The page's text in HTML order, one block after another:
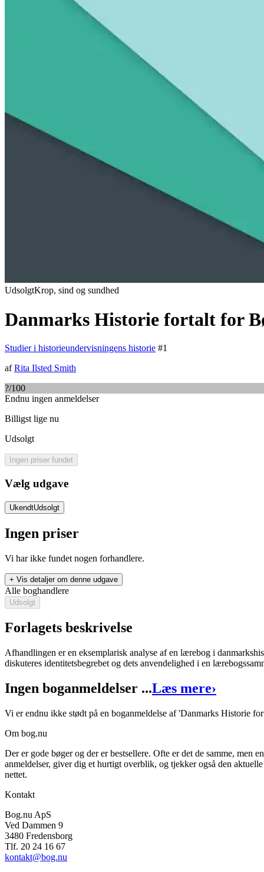
UdsolgtKrop, sind og sundhed
Danmarks Historie fortalt for
Studier i historieundervisningens historie #1
afRita Ilsted Smith
?/100
Endnu ingen anmeldelser
Billigst lige nu
Udsolgt
Ingen priser fundet
Vælg udgave
UkendtUdsolgt
Ingen priser
Vi har ikke fundet nogen forhandlere.
+ Vis detaljer om denne udgave
Forfatter: Rita Ilsted Smith
Format:Ukendt
Sider:96
ISBN: 9788777016011
Forlag:
Udgivet:
Alle boghandlere
Udsolgt
Forlagets beskrivelse
Afhandlingen er en eksemplarisk analyse af en lærebog i
diskuteres identitetsbegrebet og dets anvendelighed i en
Ingen boganmeldelser ...Læs mere›
Vi er endnu ikke stødt på en boganmeldelse af 'Danmarks Historie
Om bog.nu
Der er gode bøger og der er bestsellere. Ofte er det de samme, men
anmeldelser, giver dig et hurtigt overblik, og tjekker også den
nettet.
Kontakt
Bog.nu ApS
Ved Dammen 9
3480 Fredensborg
Tlf. 20 24 16 67
kontakt@bog.nu